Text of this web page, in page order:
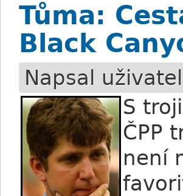
Tůma:
Black
Napsal uživatel
S
ČPP
není